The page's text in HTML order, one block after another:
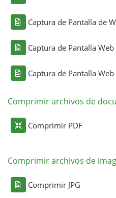
Captura de Pantalla de
Captura de Pantalla
Captura de Pantalla Web
Comprimir archivos de
Comprimir PDF
Comprimir archivos de
Comprimir JPG